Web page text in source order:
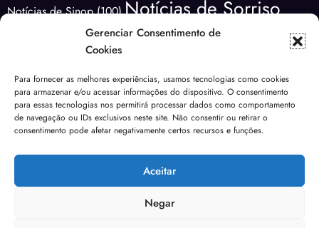
Gerenciar Consentimento de
Cookies
Para fornecer as melhores experiências, usamos tecnologias como cookies
para armazenar e/ou acessar informações do dispositivo. O consentimento
para essas tecnologias nos permitirá processar dados como comportamento
de navegação ou IDs exclusivos neste site. Não consentir ou retirar o
consentimento pode afetar negativamente certos recursos e funções.
Aceitar
Negar
Notícias de Sinop(100)Notícias de Sorriso
Notícias de Várzea Grande(66) Notícias do
Rio Verde(171) Nova Mutum(68) NOVA UBIRATÃ(29) Polícia
(3640) Política(1821)Previsão do Tempo(81)
Tangará da Serra(19)
Violência(53) Várzea Grande(102)